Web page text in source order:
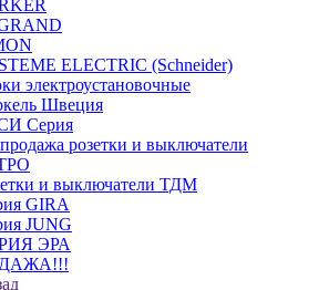
ELECTRIC (Schneider)
электроустановочные
Швеция
Серия
розетки и выключатели
и выключатели ТДМ
GIRA
JUNG
ЭРА